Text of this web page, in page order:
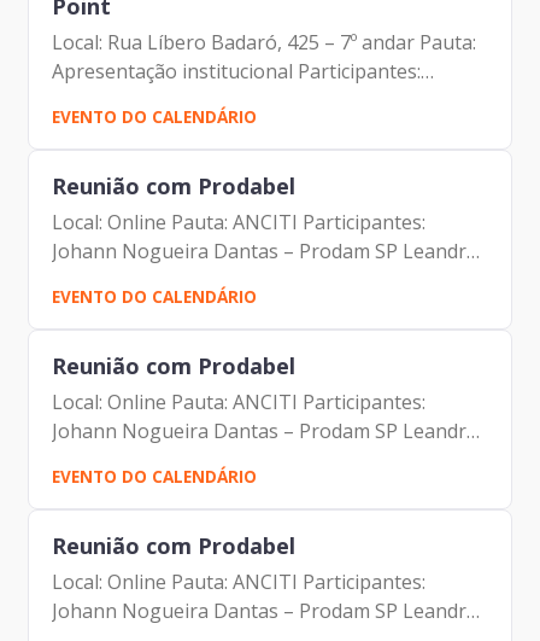
Point
Local: Rua Líbero Badaró, 425 – 7º andar Pauta:
Apresentação institucional Participantes:
Johann Nogueira Dantas Arthur Briquet Fellipe
Canale Adriana Costa
EVENTO DO CALENDÁRIO
Reunião com Prodabel
Local: Online Pauta: ANCITI Participantes:
Johann Nogueira Dantas – Prodam SP Leandro
Moreira Garcia _ Prodabel Thiago Rangel –
Prodabel Samuel Araujo – Salvador Leonardo
Augusto Roscoe Da Roch –...
EVENTO DO CALENDÁRIO
Reunião com Prodabel
Local: Online Pauta: ANCITI Participantes:
Johann Nogueira Dantas – Prodam SP Leandro
Moreira Garcia _ Prodabel Thiago Rangel –
Prodabel Samuel Araujo – Salvador Leonardo
Augusto Roscoe Da Roch –...
EVENTO DO CALENDÁRIO
Reunião com Prodabel
Local: Online Pauta: ANCITI Participantes:
Johann Nogueira Dantas – Prodam SP Leandro